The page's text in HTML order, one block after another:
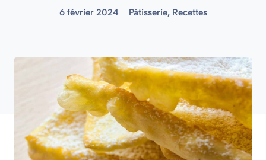
6 février 2024 Pâtisserie, Recettes